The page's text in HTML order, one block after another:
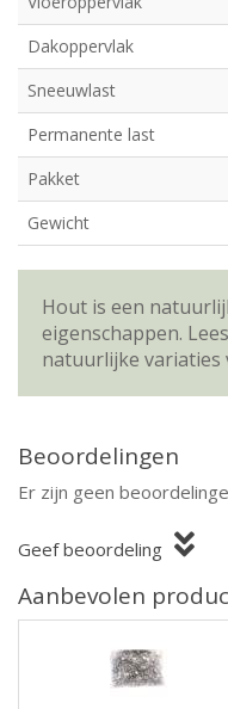
Dakoppervlak
Sneeuwlast
Permanente last
Pakket
Gewicht
Hout is een
eigenschappen.
natuurlijke variaties
Beoordelingen
Er zijn geen
Geef beoordeling
Aanbevolen